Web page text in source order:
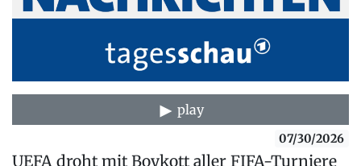
play
07/30/2026
UEFA droht mit Boykott aller FIFA-Turniere